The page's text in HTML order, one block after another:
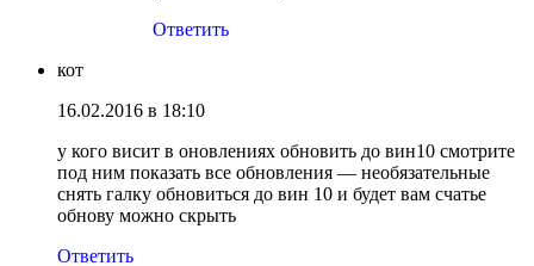
Ответить
кот
16.02.2016 в 18:10
у кого висит в оновлениях обновить до вин10 смотрите
под ним показать все обновления — необязательные
снять галку обновиться до вин 10 и будет вам счатье
обнову можно скрыть
Ответить